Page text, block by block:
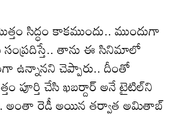
సిద్ధం కాకముందు.. ముందుగా
తాను ఈ సినిమాలో
ఉన్నానని చెప్పారు.. దీంతో
పూర్తి చేసి ఖబర్దార్ అనే టైటిల్‌ని
అంతా రెడీ అయిన తర్వాత అమితాబ్